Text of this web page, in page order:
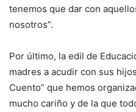
tenemos que dar con
nosotros”.
Por último, la edil de
madres a acudir con sus
Cuento” que hemos
mucho cariño y de la que